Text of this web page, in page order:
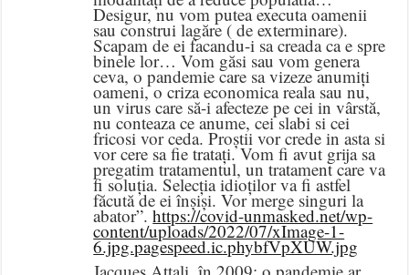
Desigur, nu vom putea executa oamenii
sau construi lagăre ( de exterminare).
Scapam de ei facandu-i sa creada ca e spre
binele lor… Vom găsi sau vom genera
ceva, o pandemie care sa vizeze anumiți
oameni, o criza economica reala sau nu,
un virus care să-i afecteze pe cei in vârstă,
nu conteaza ce anume, cei slabi si cei
fricosi vor ceda. Proștii vor crede in asta si
vor cere sa fie tratați. Vom fi avut grija sa
pregatim tratamentul, un tratament care va
fi soluția. Selecția idioților va fi astfel
făcută de ei înșiși. Vor merge singuri la
abator”.https://covid-unmasked.net/wp-
content/uploads/2022/07/xImage-1-
6.jpg.pagespeed.ic.phybfVpXUW.jpg